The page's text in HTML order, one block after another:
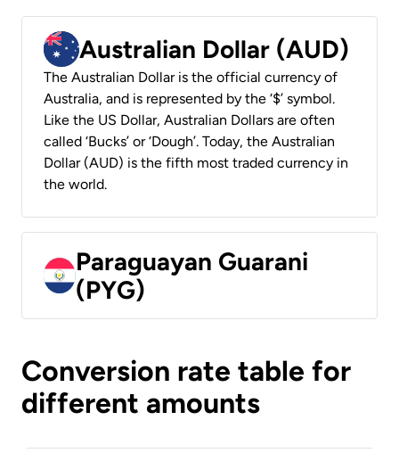
Australian Dollar (AUD)
The Australian Dollar is the official currency of
Australia, and is represented by the ‘$’ symbol.
Like the US Dollar, Australian Dollars are often
called ‘Bucks’ or ‘Dough’. Today, the Australian
Dollar (AUD) is the fifth most traded currency in
the world.
Paraguayan Guarani
(PYG)
Conversion rate table for
different amounts